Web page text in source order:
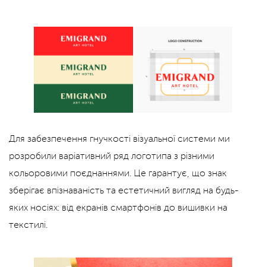
Для забезпечення гнучкості візуальної системи ми
розробили варіативний ряд логотипа з різними
кольоровими поєднаннями. Це гарантує, що знак
зберігає впізнаваність та естетичний вигляд на будь-
яких носіях: від екранів смартфонів до вишивки на
текстилі.